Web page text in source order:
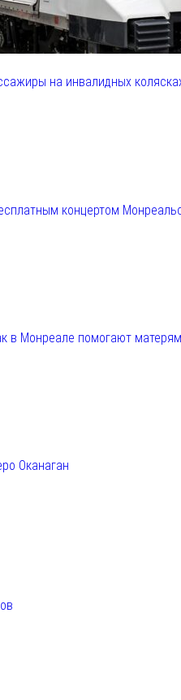
на инвалидных
концертом
в Монреале помогают
Оканаган